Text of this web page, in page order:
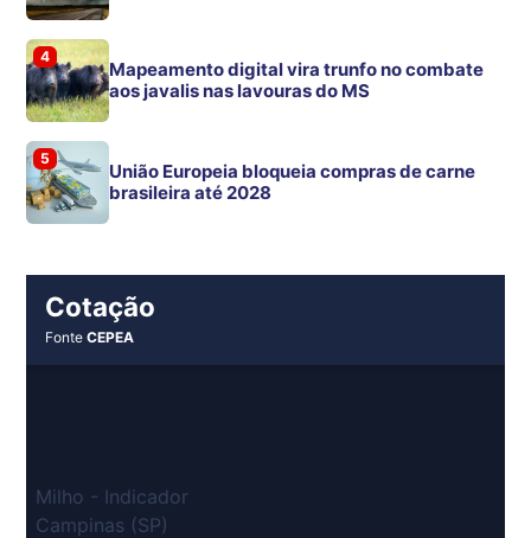
4
Mapeamento digital vira trunfo no combate
aos javalis nas lavouras do MS
5
União Europeia bloqueia compras de carne
brasileira até 2028
Cotação
FonteCEPEA
Milho - Indicador
Campinas (SP)